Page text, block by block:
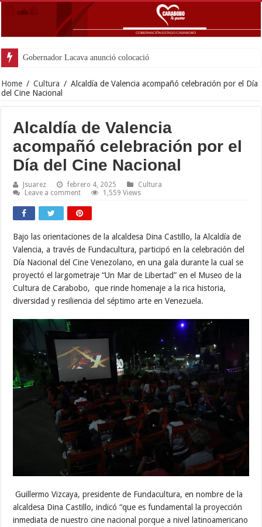
Gobernador Lacava anunció colocación de más de mil 500 tonel
Home / Cultura / Alcaldía de Valencia acompañó celebración por el Día
del Cine Nacional
Alcaldía de Valencia
acompañó celebración por el
Día del Cine Nacional
Jsuarez febrero 4, 2025
Cultura
Leave a comment
1,559 Views
Bajo las orientaciones de la alcaldesa Dina Castillo, la Alcaldía de
Valencia, a través de Fundacultura, participó en la celebración del
Día Nacional del Cine Venezolano, en una gala durante la cual se
proyectó el largometraje “Un Mar de Libertad” en el Museo de la
Cultura de Carabobo, que rinde homenaje a la rica historia,
diversidad y resiliencia del séptimo arte en Venezuela.
Guillermo Vizcaya, presidente de Fundacultura, en nombre de la
alcaldesa Dina Castillo, indicó “que es fundamental la proyección
inmediata de nuestro cine nacional porque a nivel latinoamericano